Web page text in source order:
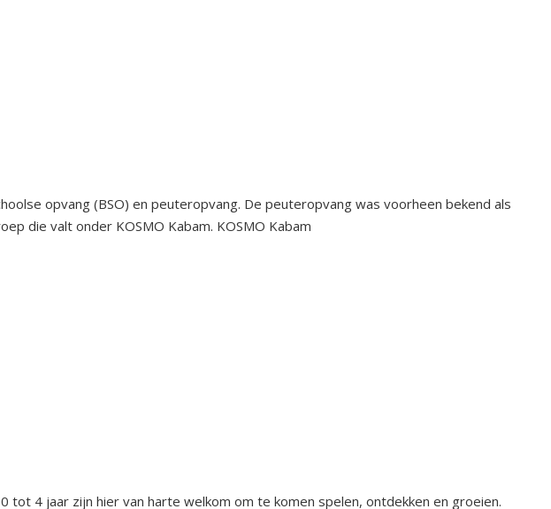
opvang (BSO) en peuteropvang. De peuteropvang was voorheen bekend als
die valt onder KOSMO Kabam. KOSMO Kabam
tot 4 jaar zijn hier van harte welkom om te komen spelen, ontdekken en groeien.